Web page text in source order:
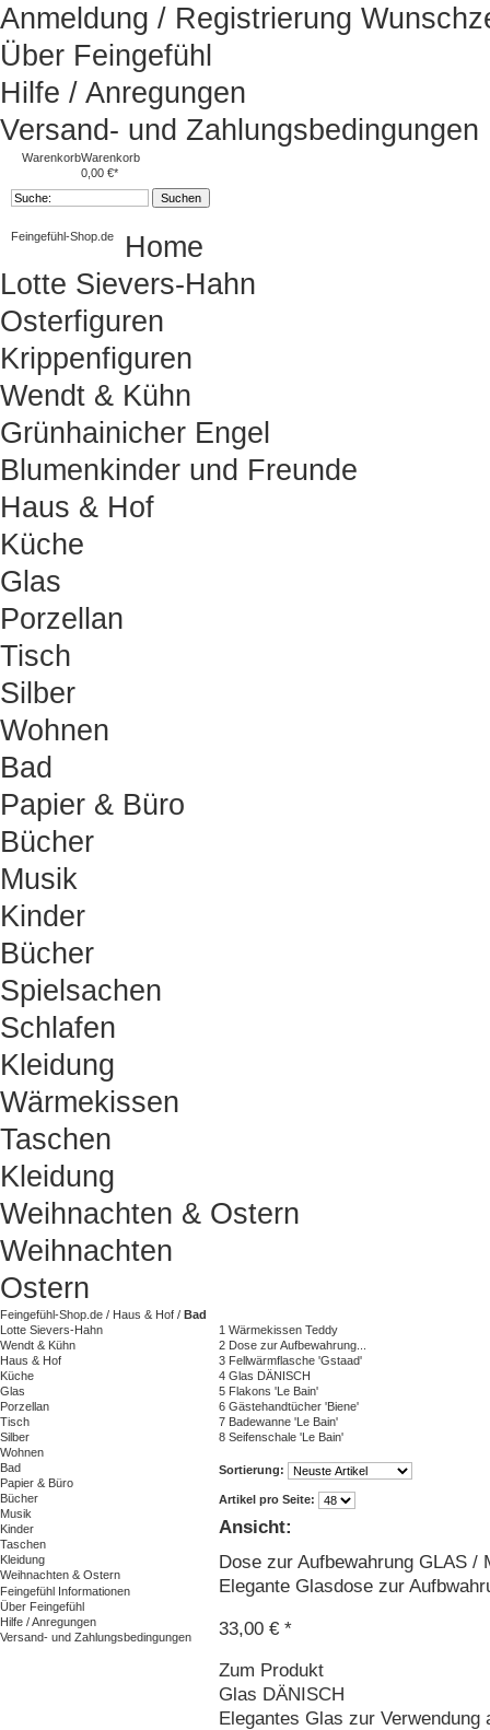
Anmeldung / Registrierung
Über Feingefühl
Hilfe / Anregungen
Versand- und Zahlungsbedingungen
WarenkorbWarenkorb
0,00 €*
Feingefühl-Shop.de
Home
Lotte Sievers-Hahn
Osterfiguren
Krippenfiguren
Wendt & Kühn
Grünhainicher Engel
Blumenkinder und Freunde
Haus & Hof
Küche
Glas
Porzellan
Tisch
Silber
Wohnen
Bad
Papier & Büro
Bücher
Musik
Kinder
Bücher
Spielsachen
Schlafen
Kleidung
Wärmekissen
Taschen
Kleidung
Weihnachten & Ostern
Weihnachten
Ostern
Feingefühl-Shop.de / Haus & Hof / Bad
Lotte Sievers-Hahn
Wendt & Kühn
Haus & Hof
Küche
Glas
Porzellan
Tisch
Silber
Wohnen
Bad
Papier & Büro
Bücher
Musik
Kinder
Taschen
Kleidung
Weihnachten & Ostern
Feingefühl Informationen
Über Feingefühl
Hilfe / Anregungen
Versand- und Zahlungsbedingungen
1 Wärmekissen Teddy
2 Dose zur Aufbewahrung...
3 Fellwärmflasche 'Gstaad'
4 Glas DÄNISCH
5 Flakons 'Le Bain'
6 Gästehandtücher 'Biene'
7 Badewanne 'Le Bain'
8 Seifenschale 'Le Bain'
Sortierung:
Artikel pro Seite:
Ansicht:
Dose zur Aufbewahrung GLAS /
Elegante Glasdose zur
33,00 € *
Zum Produkt
Glas DÄNISCH
Elegantes Glas zur